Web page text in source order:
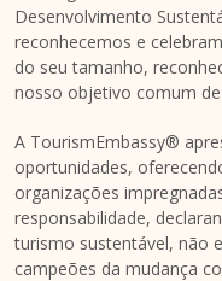
Desenvolvimento
reconhecemos e
do seu tamanho,
nosso objetivo comum
A TourismEmbassy®
oportunidades,
organizações
responsabilidade,
turismo sustentável, não
campeões da mudança